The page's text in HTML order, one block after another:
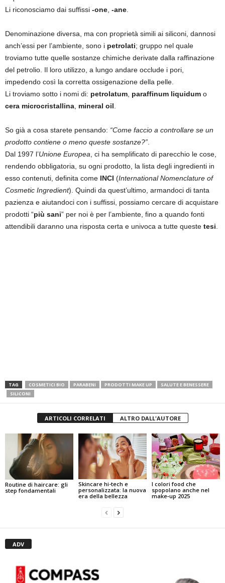
Li riconosciamo dai suffissi -one -ane
Denominazione diversa, ma con proprietà simili ai siliconi, dannosi
anch’essi per l’ambiente, sono i petrolati; gruppo nel quale
troviamo tutte quelle sostanze chimiche derivate dalla raffinazione
del petrolio. Il loro utilizzo, a lungo andare occlude i pori,
impedendo così la corretta ossigenazione della pelle.
Li troviamo sotto i nomi di: petrolatum paraffinum liquidum o
cera microcristallina mineral oil
So già a cosa starete pensando: “Come faccio a controllare se un
prodotto contiene o meno queste sostanze?”
Dal 1997 l’Unione Europea , ci ha semplificato di parecchio le cose,
rendendo obbligatoria, su ogni prodotto, la lista degli ingredienti in
esso contenuti, definita come INCI (International Nomenclature of
Cosmetic Ingredient). Quindi da quest’ultimo, armandoci di tanta
pazienza e aiutandoci con i suffissi, possiamo cercare di acquistare
prodotti “più sani” per noi è per l’ambiente, fino a quando fonti
attendibili daranno una risposta certa e univoca a tutte queste tesi
TAG COSMETICI BIO PARABENI PRODOTTI MAKE UP
SALUTE E BENESSERE
SILICONI
ARTICOLI CORRELATI ALTRO DALL'AUTORE
Routine di haircare: gli
step fondamentali
Skincare hi-tech e
personalizzata: la nuova
era della bellezza
I colori food che
spopolano anche nel
make‑up 2025
ADV